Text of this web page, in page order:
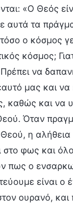
«Ο Θεός
αυτά τα
τόσο ο κόσμος
κόσμος;
να
μας και
καθώς και να
Όταν
η αλήθεια
φως και
πως ο
είναι ο
ουρανό, και